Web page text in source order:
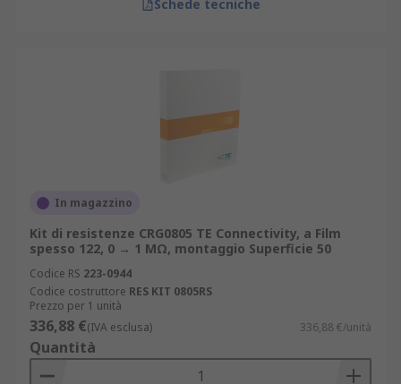
Schede tecniche
In magazzino
Kit di resistenze CRG0805 TE Connectivity, a Film
spesso 122, 0 → 1 MΩ, montaggio Superficie 50
Codice RS 223-0944
Codice costruttore RES KIT 0805RS
Prezzo per 1 unità
336,88 €(IVA esclusa) 336,88 €/unità
Quantità